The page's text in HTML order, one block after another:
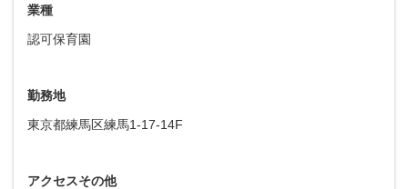
業種
認可保育園
勤務地
東京都練馬区練馬1-17-14F
アクセスその他